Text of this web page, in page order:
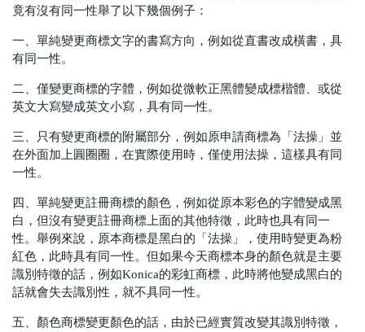
竟有沒有同一性舉了以下幾個例子：
一、單純變更商標文字的書寫方向，例如從直書改成橫書，具
有同一性。
二、僅變更商標的字體，例如從微軟正黑體變成標楷體、或從
英文大寫變成英文小寫，具有同一性。
三、只有變更商標的附屬部分，例如原申請商標為「法操」並
在外面加上圓圈圈，在實際使用時，僅使用法操，這樣具有同
一性。
四、單純變更註冊商標的顏色，例如從原本彩色的字體變成黑
白，但沒有變更註冊商標上面的其他特徵，此時也具有同一
性。舉例來說，原本商標是黑白的「法操」，使用時變更為粉
紅色，此時具有同一性。但如果今天商標本身的顏色就是主要
識別特徵的話，例如Konica的彩虹商標，此時將他變成黑白的
話就會失去識別性，就不具同一性。
五、顏色商標變更顏色的話，由於已經實質改變其識別特徵，